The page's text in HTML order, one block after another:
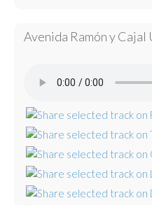
Avenida Ramón y Cajal